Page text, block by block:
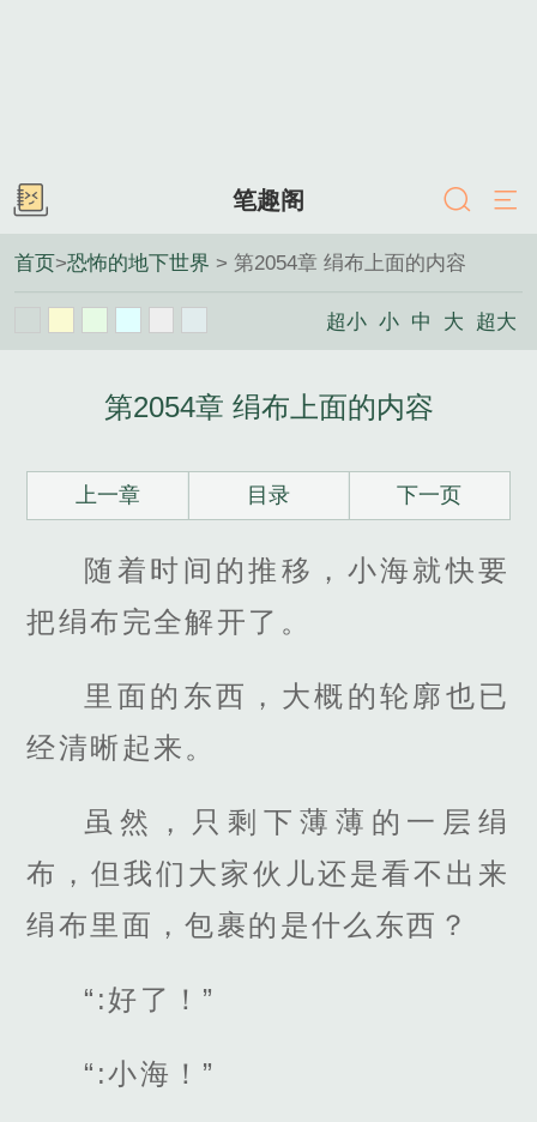
笔趣阁
首页>恐怖的地下世界 > 第2054章 绢布上面的内容
超小 小 中 大 超大
第2054章 绢布上面的内容
上一章 目录 下一页
随着时间的推移，小海就快要
把绢布完全解开了。
里面的东西，大概的轮廓也已
经清晰起来。
虽然，只剩下薄薄的一层绢
布，但我们大家伙儿还是看不出来
绢布里面，包裹的是什么东西？
“:好了！”
“:小海！”